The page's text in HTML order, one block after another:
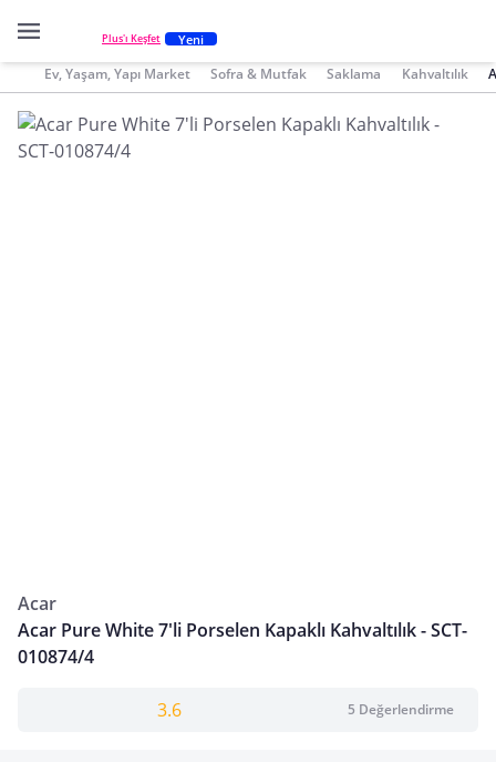
Plus'ı Keşfet Yeni
Ev, Yaşam, Yapı Market Sofra & Mutfak Saklama Kahvaltılık
Acar
Acar Pure White 7'li Porselen Kapaklı Kahvaltılık - SCT-
010874/4
3.6 5 Değerlendirme